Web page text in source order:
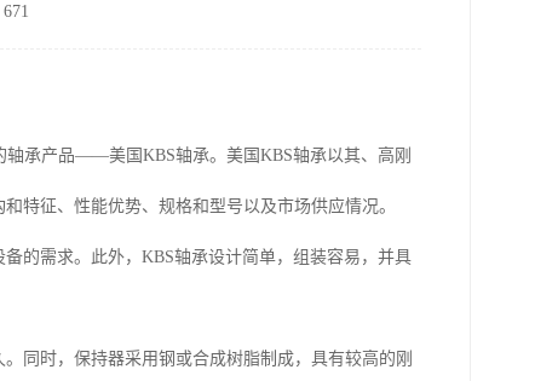
轴承产品——美国KBS轴承。美国KBS轴承以其、高刚
特征、性能优势、规格和型号以及市场供应情况。
的需求。此外，KBS轴承设计简单，组装容易，并具
同时，保持器采用钢或合成树脂制成，具有较高的刚